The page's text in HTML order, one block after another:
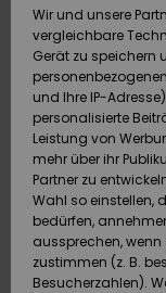
SURF
SNOW
DOPPELTER
RABATT
HILFE & KONTAKT
Wir und unsere
vergleichbare
Gerät zu speichern
und Ihre IP-
personalisierte
Leistung von
mehr über ihr
Partner zu
Wahl so einstellen,
bedürfen,
aussprechen,
zustimmen (z. B.
Besucherzahlen).